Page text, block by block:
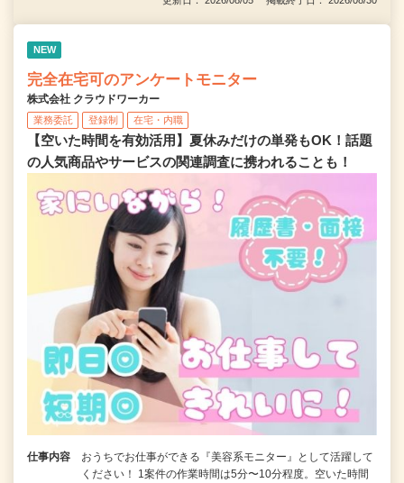
NEW
完全在宅可のアンケートモニター
株式会社 クラウドワーカー
業務委託 登録制 在宅・内職
【空いた時間を有効活用】夏休みだけの単発もOK！話題
の人気商品やサービスの関連調査に携われることも！
仕事内容
おうちでお仕事ができる『美容系モニター』として活躍して
ください！ 1案件の作業時間は5分〜10分程度。空いた時間